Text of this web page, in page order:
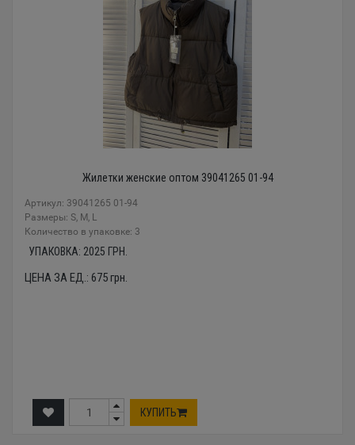
Жилетки женские оптом 39041265 01-94
Артикул: 39041265 01-94
Размеры: S, M, L
Количество в упаковке: 3
УПАКОВКА: 2025 ГРН.
ЦЕНА ЗА ЕД.: 675грн.
КУПИТЬ